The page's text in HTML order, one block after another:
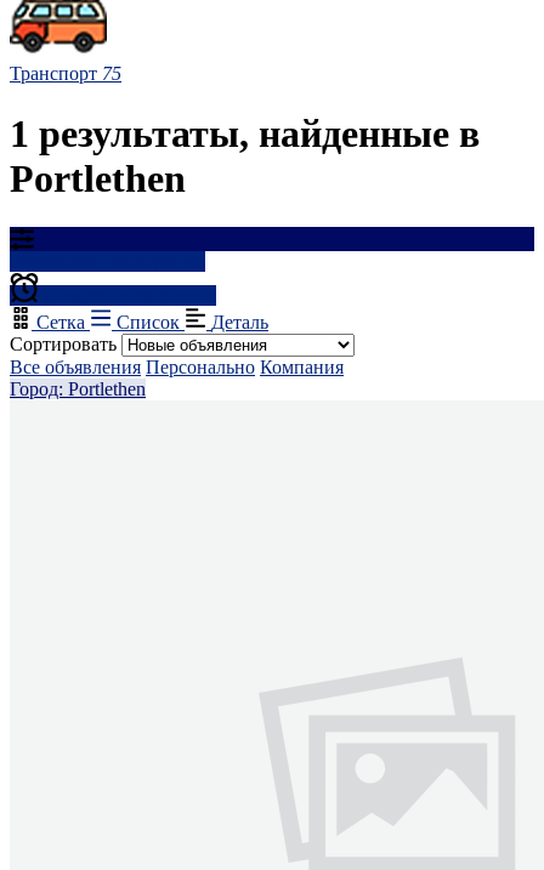
Транспорт 75
1 результаты, найденные в
Portlethen
Сетка
Список
Деталь
Сортировать
Все объявления Персонально Компания
Город: Portlethen